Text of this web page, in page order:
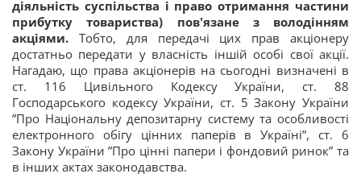
діяльність суспільства і право отримання частини
прибутку товариства) пов'язане з володінням
акціями. Тобто, для передачі цих прав акціонеру
достатньо передати у власність іншій особі свої акції.
Нагадаю, що права акціонерів на сьогодні визначені в
ст. 116 Цивільного Кодексу України, ст. 88
Господарського кодексу України, ст. 5 Закону України
”Про Національну депозитарну систему та особливості
електронного обігу цінних паперів в Україні”, ст. 6
Закону України ”Про цінні папери і фондовий ринок” та
в інших актах законодавства.